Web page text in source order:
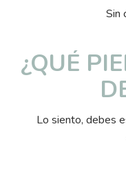
Sin
¿QUÉ
Lo siento, debes